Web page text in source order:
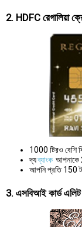
2. HDFC রেগালিয়া
1000 টিরও বেশি
দ্যব্যাংক আপনাকে
আপনি প্রতি 150
3. এসবিআই কার্ড এলিট